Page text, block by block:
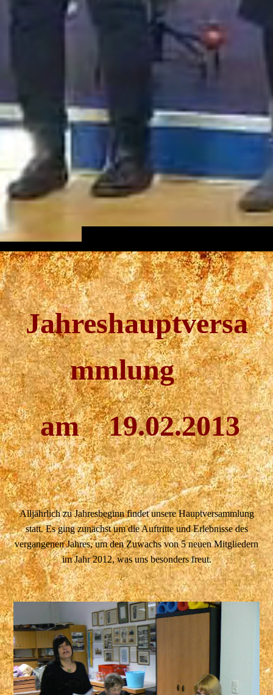
Jahreshauptversa
mmlung
am 19.02.2013
Alljährlich zu Jahresbeginn findet unsere Hauptversammlung
statt. Es ging zunächst um die Auftritte und Erlebnisse des
vergangenen Jahres, um den Zuwachs von 5 neuen Mitgliedern
im Jahr 2012, was uns besonders freut.